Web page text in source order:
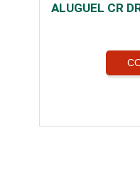
ALUGUEL CR